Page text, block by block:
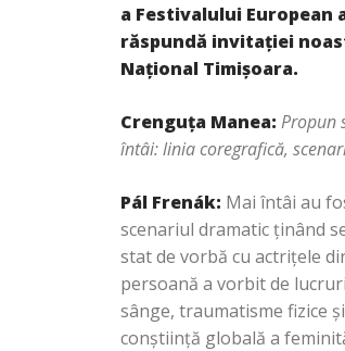
a Festivalului European
răspundă invitaţiei
Naţional Timişoara.
Crenguţa Manea: Propun
întâi: linia coregrafică,
Pál Frenák: Mai întâi au
scenariul dramatic ţinând
stat de vorbă cu actriţele
persoană a vorbit de
sânge, traumatisme fizice
conştiinţă globală a